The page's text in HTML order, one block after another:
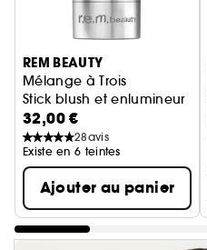
Ignorer le carrousel produits
REM BEAUTY
Mélange à Trois
Stick blush et enlumineur
32,00 €
28avis
Existe en 6 teintes
Ajouter au panier